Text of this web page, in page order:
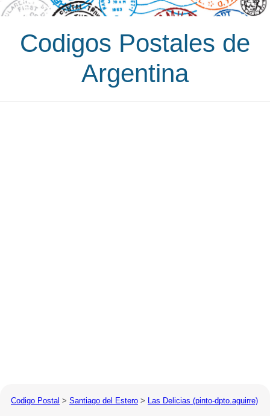
Codigos Postales de
Argentina
Codigo Postal > Santiago del Estero > Las Delicias (pinto-dpto.aguirre)